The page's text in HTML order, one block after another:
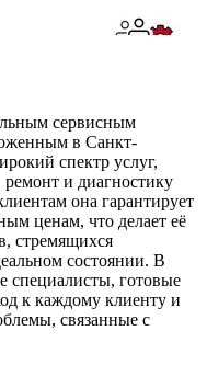
сервисным
в Санкт-
спектр услуг,
и диагностику
она гарантирует
ценам, что делает её
стремящихся
состоянии. В
специалисты, готовые
к каждому клиенту и
связанные с